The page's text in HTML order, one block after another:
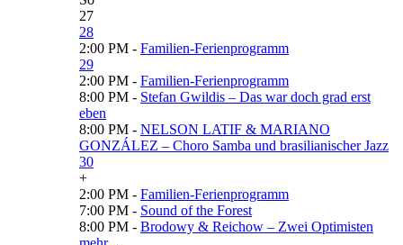
27
28
2:00 PM - Familien-Ferienprogramm
29
2:00 PM - Familien-Ferienprogramm
8:00 PM - Stefan Gwildis – Das war doch grad erst
eben
8:00 PM - NELSON LATIF & MARIANO
GONZÁLEZ – Choro Samba und brasilianischer Jazz
30
+
2:00 PM - Familien-Ferienprogramm
7:00 PM - Sound of the Forest
8:00 PM - Brodowy & Reichow – Zwei Optimisten